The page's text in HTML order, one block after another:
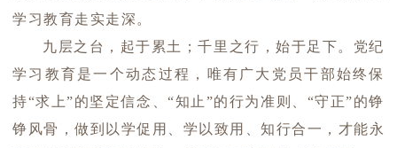
学习教育走实走深。
九层之台，起于累土；千里之行，始于足下。党纪
学习教育是一个动态过程，唯有广大党员干部始终保
持“求上”的坚定信念、“知止”的行为准则、“守正”的铮
铮风骨，做到以学促用、学以致用、知行合一，才能永